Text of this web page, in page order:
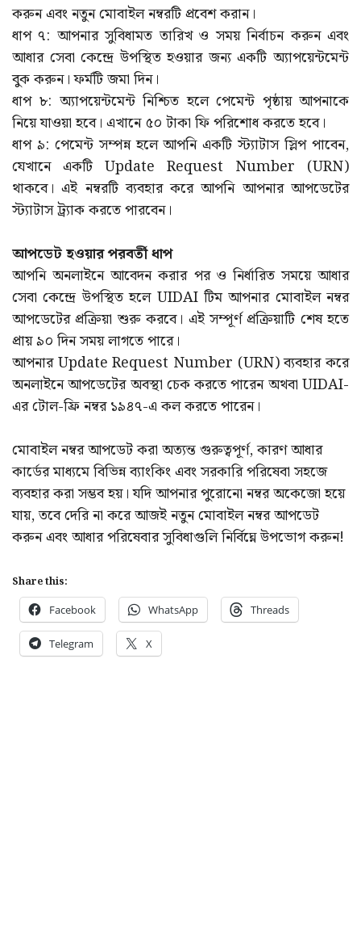
করুন এবং নতুন মোবাইল নম্বরটি প্রবেশ করান।
ধাপ ৭: আপনার সুবিধামত তারিখ ও সময় নির্বাচন করুন এবং
আধার সেবা কেন্দ্রে উপস্থিত হওয়ার জন্য একটি অ্যাপয়েন্টমেন্ট
বুক করুন। ফর্মটি জমা দিন।
ধাপ ৮: অ্যাপয়েন্টমেন্ট নিশ্চিত হলে পেমেন্ট পৃষ্ঠায় আপনাকে
নিয়ে যাওয়া হবে। এখানে ৫০ টাকা ফি পরিশোধ করতে হবে।
ধাপ ৯: পেমেন্ট সম্পন্ন হলে আপনি একটি স্ট্যাটাস স্লিপ পাবেন,
যেখানে একটি Update Request Number (URN)
থাকবে। এই নম্বরটি ব্যবহার করে আপনি আপনার আপডেটের
স্ট্যাটাস ট্র্যাক করতে পারবেন।
আপডেট হওয়ার পরবর্তী ধাপ
আপনি অনলাইনে আবেদন করার পর ও নির্ধারিত সময়ে আধার
সেবা কেন্দ্রে উপস্থিত হলে UIDAI টিম আপনার মোবাইল নম্বর
আপডেটের প্রক্রিয়া শুরু করবে। এই সম্পূর্ণ প্রক্রিয়াটি শেষ হতে
প্রায় ৯০ দিন সময় লাগতে পারে।
আপনার Update Request Number (URN) ব্যবহার করে
অনলাইনে আপডেটের অবস্থা চেক করতে পারেন অথবা UIDAI-
এর টোল-ফ্রি নম্বর ১৯৪৭-এ কল করতে পারেন।
মোবাইল নম্বর আপডেট করা অত্যন্ত গুরুত্বপূর্ণ, কারণ আধার
কার্ডের মাধ্যমে বিভিন্ন ব্যাংকিং এবং সরকারি পরিষেবা সহজে
ব্যবহার করা সম্ভব হয়। যদি আপনার পুরোনো নম্বর অকেজো হয়ে
যায়, তবে দেরি না করে আজই নতুন মোবাইল নম্বর আপডেট
করুন এবং আধার পরিষেবার সুবিধাগুলি নির্বিঘ্নে উপভোগ করুন!
Share this:
Facebook WhatsApp Threads
Telegram X